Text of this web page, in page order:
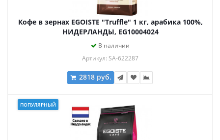
Кофе в зернах EGOISTE "Truffle" 1 кг, арабика 100%,
НИДЕРЛАНДЫ, EG10004024
В наличии
Артикул: SA-622287
2818 руб.
ПОПУЛЯРНЫЙ